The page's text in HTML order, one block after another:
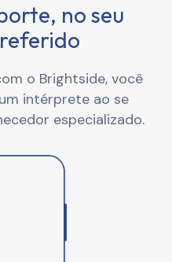
no seu
o Brightside, você
intérprete ao se
especializado.